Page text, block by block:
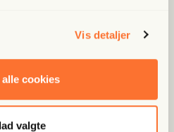
Vis detaljer
cookies
valgte
en drejning. Der kommer
som konfronteres.